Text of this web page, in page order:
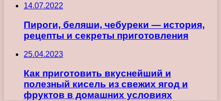
14.07.2022
Пироги, беляши, чебуреки — история,
рецепты и секреты приготовления
25.04.2023
Как приготовить вкуснейший и
полезный кисель из свежих ягод и
фруктов в домашних условиях